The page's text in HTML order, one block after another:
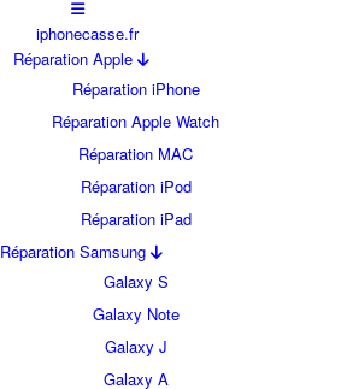
Réparation Apple
Réparation iPhone
Réparation Apple Watch
Réparation MAC
Réparation iPod
Réparation iPad
Réparation Samsung
Galaxy S
Galaxy Note
Galaxy J
Galaxy A